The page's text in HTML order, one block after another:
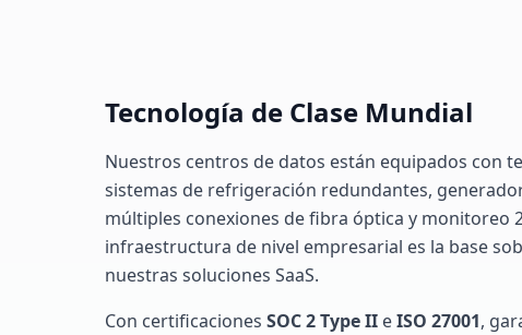
Tecnología de Clase Mundial
Nuestros centros de datos están equipados con
sistemas de refrigeración redundantes,
múltiples conexiones de fibra óptica y monitoreo
infraestructura de nivel empresarial es la base
nuestras soluciones SaaS.
Con certificaciones SOC 2 Type II eISO 27001,